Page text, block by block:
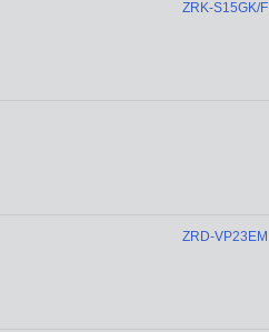
ZRK-S15GK/F
ZRD-VP23EM